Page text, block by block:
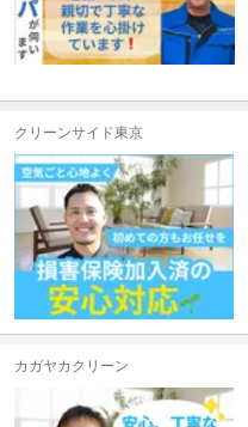
クリーンサイド東京
カガヤカクリーン